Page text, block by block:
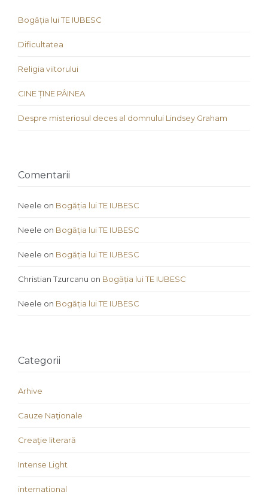
Bogăția lui TE IUBESC
Dificultatea
Religia viitorului
CINE ȚINE PÂINEA
Despre misteriosul deces al domnului Lindsey Graham
Comentarii
Neele on Bogăția lui TE IUBESC
Neele on Bogăția lui TE IUBESC
Neele on Bogăția lui TE IUBESC
Christian Tzurcanu on Bogăția lui TE IUBESC
Neele on Bogăția lui TE IUBESC
Categorii
Arhive
Cauze Naţionale
Creaţie literară
Intense Light
international